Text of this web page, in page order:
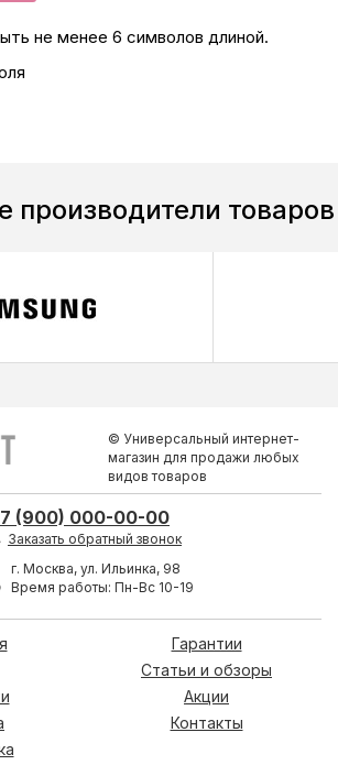
не менее 6 символов длиной.
производители товаров
© Универсальный интернет-
магазин для продажи любых
видов товаров
(900) 000-00-00
Заказать обратный звонок
г. Москва, ул. Ильинка, 98
Время работы: Пн-Вс 10-19
Гарантии
Статьи и обзоры
Акции
Контакты